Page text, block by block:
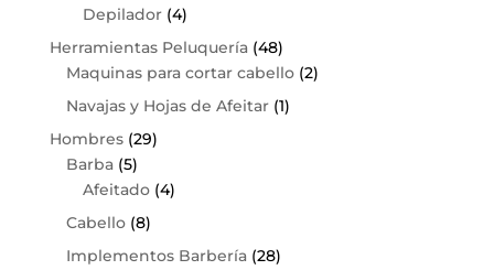
Depilador (4)
Herramientas Peluquería (48)
Maquinas para cortar cabello (2)
Navajas y Hojas de Afeitar (1)
Hombres (29)
Barba (5)
Afeitado (4)
Cabello (8)
Implementos Barbería (28)